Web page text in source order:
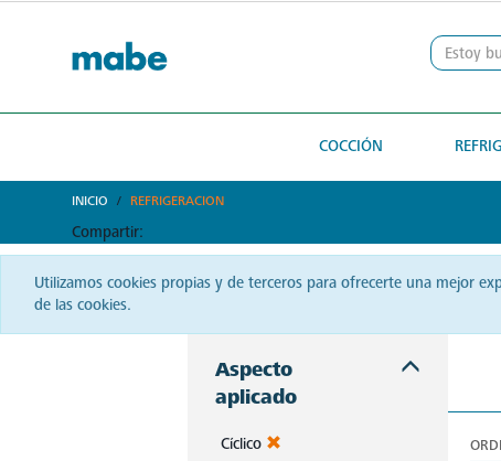
COCCIÓN
INICIO REFRIGERACION
Compartir:
Utilizamos cookies propias y de terceros para ofrecerte una mejor
de las cookies.
Aspecto
aplicado
Cíclico